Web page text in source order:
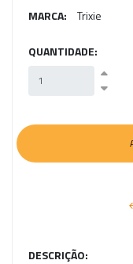
MARCA: Trixie
QUANTIDADE:
DESCRIÇÃO: